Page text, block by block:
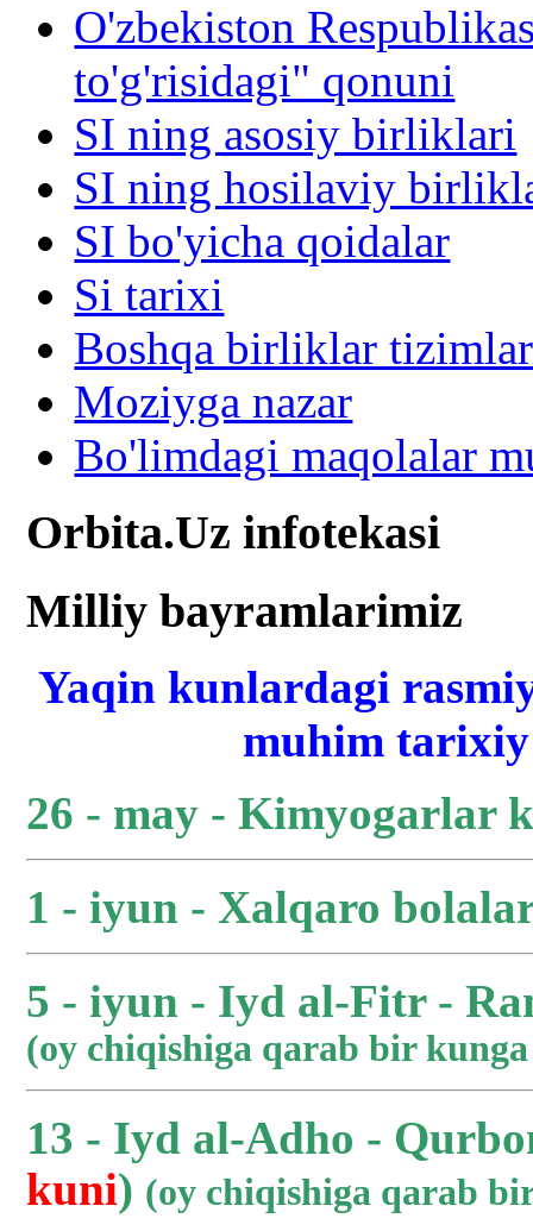
O'zbekiston
to'g'risidagi" qonuni
SI ning asosiy birliklari
SI ning hosilaviy
SI bo'yicha qoidalar
Si tarixi
Boshqa birliklar
Moziyga nazar
Bo'limdagi maqolalar
Orbita.Uz infotekasi
Milliy bayramlarimiz
Yaqin kunlardagi
muhim
26 - may - Kimyogarlar
1 - iyun - Xalqaro
5 - iyun - Iyd al-Fitr -
(oy chiqishiga qarab bir
13 - Iyd al-Adho -
kuni) (oy chiqishiga qarab